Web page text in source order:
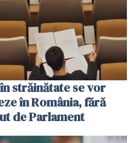
străinătate se vor
în România, fără
de Parlament